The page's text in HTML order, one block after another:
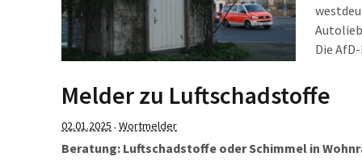
Die
einen
Melder zu Luftschadstoffe
02.01.2025 · Wortmelder
Beratung: Luftschadstoffe oder Schimmel in